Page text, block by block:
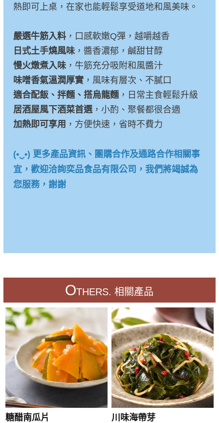
熱即可上桌，在家也能輕鬆享受道地和風美味。
嚴選牛筋入料，口感軟嫩Q彈，越嚼越香
日式土手燒風味，醬香濃郁，鹹甜甘醇
慢火燉煮入味，牛筋充分吸附和風醬汁
味噌香氣溫潤厚實，風味有層次、不膩口
適合配飯、拌麵、搭烏龍麵，日常主食輕鬆升級
居酒屋風下酒菜首選，小酌、聚餐都很合適
加熱即可享用 ，方便快速，省時不費力
(•‿•) 更多產品資訊、團購合作及通路合作相關事
宜，歡迎洽詢奕品食品有限公司，我們將竭誠為
您服務，謝謝
OTHERS. 相關產品
糖醋南瓜片 川味海帶芽